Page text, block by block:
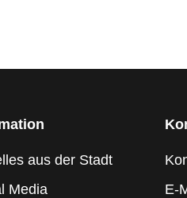
aus der Stadt
Media
E-